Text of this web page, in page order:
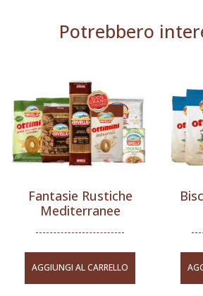
Potrebbero
Fantasie Rustiche
Mediterranee
AGGIUNGI AL CARRELLO